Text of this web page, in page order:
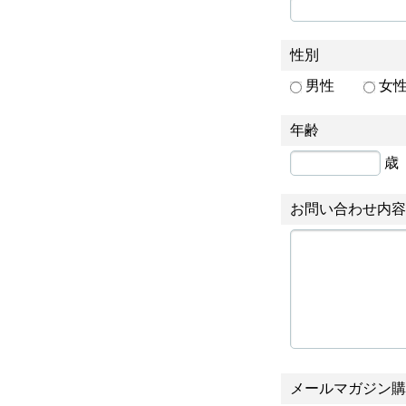
性別
男性 女
年齢
歳
お問い合わせ内容
メールマガジン